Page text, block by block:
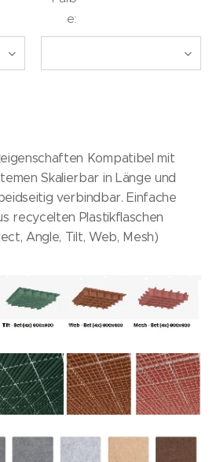
e:
Kompatibel mit
Skalierbar in Länge und
verbindbar. Einfache
recycelten Plastikflaschen
Angle, Tilt, Web, Mesh)